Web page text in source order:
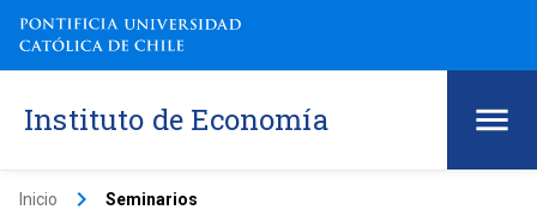
Instituto de Economía
Inicio keyboard_arrow_right Seminarios